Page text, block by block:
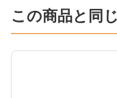
この商品と同